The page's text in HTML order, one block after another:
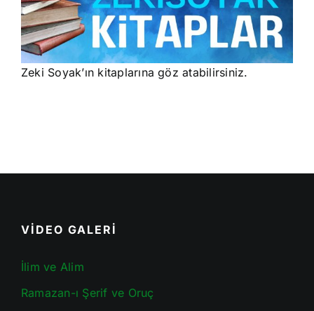
Zeki Soyak’ın kitaplarına göz atabilirsiniz.
VİDEO GALERİ
İlim ve Alim
Ramazan-ı Şerif ve Oruç